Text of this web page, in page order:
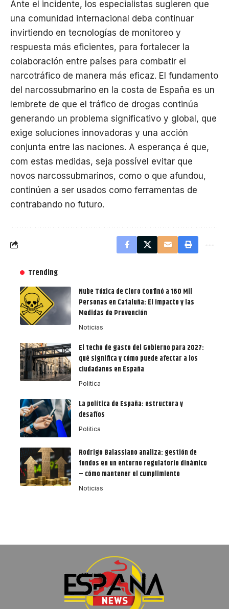
Ante el incidente, los especialistas sugieren que
una comunidad internacional deba continuar
invirtiendo en tecnologías de monitoreo y
respuesta más eficientes, para fortalecer la
colaboración entre países para combatir el
narcotráfico de manera más eficaz. El fundamento
del narcossubmarino en la costa de España es un
lembrete de que el tráfico de drogas continúa
generando un problema significativo y global, que
exige soluciones innovadoras y una acción
conjunta entre las naciones. A esperança é que,
com estas medidas, seja possível evitar que
novos narcossubmarinos, como o que afundou,
continúen a ser usados ​​como ferramentas de
contrabando no futuro.
Trending
Nube Tóxica de Cloro Confinó a 160 Mil
Personas en Cataluña: El Impacto y las
Medidas de Prevención
Noticias
El techo de gasto del Gobierno para 2027:
qué significa y cómo puede afectar a los
ciudadanos en España
Politica
La política de España: estructura y
desafíos
Politica
Rodrigo Balassiano analiza: gestión de
fondos en un entorno regulatorio dinámico
– cómo mantener el cumplimiento
Noticias